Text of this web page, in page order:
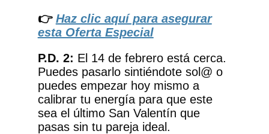
👉 Haz clic aquí para asegurar
esta Oferta Especial
P.D. 2: El 14 de febrero está cerca.
Puedes pasarlo sintiéndote sol@ o
puedes empezar hoy mismo a
calibrar tu energía para que este
sea el último San Valentín que
pasas sin tu pareja ideal.